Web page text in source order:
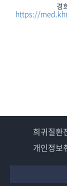
경
희귀질환
개인정보